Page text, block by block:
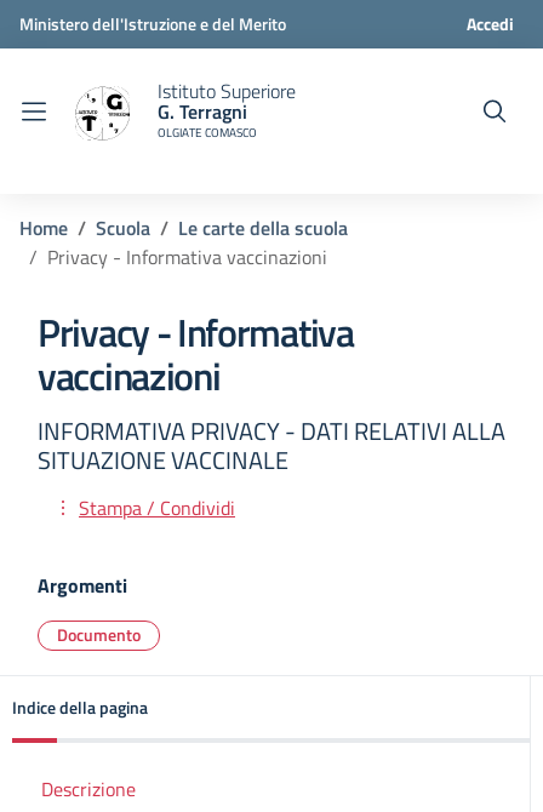
Ministero dell'Istruzione e del Merito Accedi
Istituto Superiore
G. Terragni
OLGIATE COMASCO
Home Scuola
Le carte della scuola
Privacy - Informativa vaccinazioni
Privacy - Informativa
vaccinazioni
INFORMATIVA PRIVACY - DATI RELATIVI ALLA
SITUAZIONE VACCINALE
Stampa / Condividi
Argomenti
Documento
Indice della pagina
Descrizione